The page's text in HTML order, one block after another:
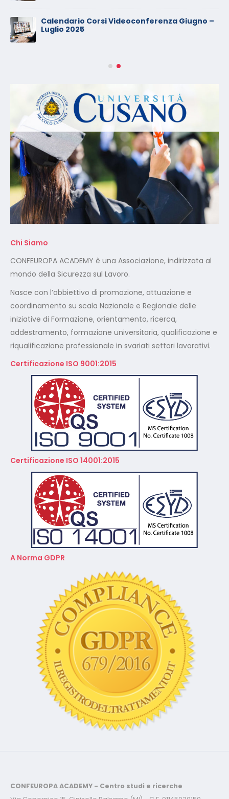
Calendario Corsi Videoconferenza Giugno –
Luglio 2025
Chi Siamo
CONFEUROPA ACADEMY è una Associazione, indirizzata al
mondo della Sicurezza sul Lavoro.
Nasce con l’obbiettivo di promozione, attuazione e
coordinamento su scala Nazionale e Regionale delle
iniziative di Formazione, orientamento, ricerca,
addestramento, formazione universitaria, qualificazione e
riqualificazione professionale in svariati settori lavorativi.
Certificazione ISO 9001:2015
Certificazione ISO 14001:2015
A Norma GDPR
CONFEUROPA ACADEMY - Centro studi e ricerche